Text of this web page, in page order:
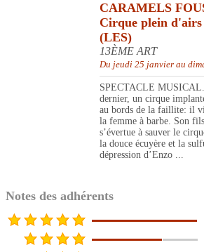
CARAMELS
Cirque plein d'airs
(LES)
13ÈME ART
Du jeudi 25 janvier au
SPECTACLE
dernier, un cirque
au bords de la faillite: il
la femme à barbe. Son
s’évertue à sauver le
la douce écuyère et la
dépression d’Enzo ...
Notes des adhérents